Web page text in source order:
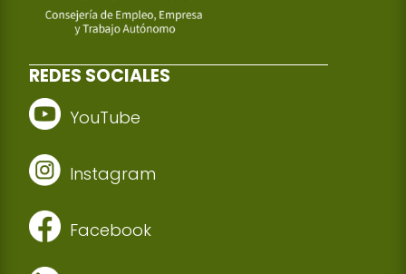
REDES SOCIALES
YouTube
Instagram
Facebook